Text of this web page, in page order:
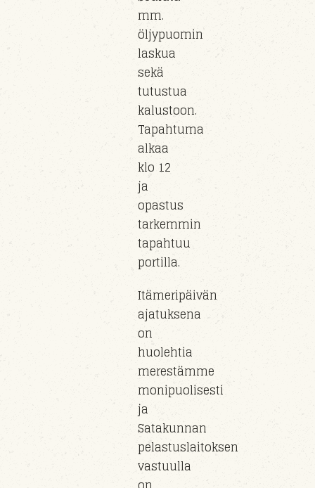
mm.
öljypuomin
laskua
sekä
tutustua
kalustoon.
Tapahtuma
alkaa
klo 12
ja
opastus
tarkemmin
tapahtuu
portilla.
Itämeripäivän
ajatuksena
on
huolehtia
merestämme
monipuolisesti
ja
Satakunnan
pelastuslaitoksen
vastuulla